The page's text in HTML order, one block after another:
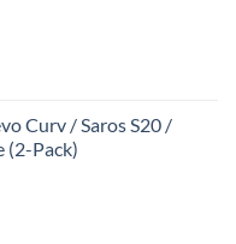
Curv / Saros S20 /
(2-Pack)